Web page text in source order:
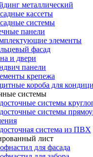
металлический
кассеты
системы
панели
элементы
фасад
и двери
панели
крепежа
короба для
системы
системы
системы
система из ПВХ
лист
для фасада